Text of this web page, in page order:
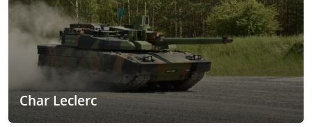
Char Leclerc